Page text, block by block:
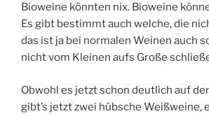
Bioweine könnten nix. Bioweine
Es gibt bestimmt auch welche, die
das ist ja bei normalen Weinen auch
nicht vom Kleinen aufs Große
Obwohl es jetzt schon deutlich auf
gibt’s jetzt zwei hübsche Weißweine,